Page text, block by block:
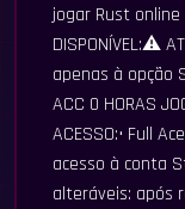
jogar Rust online
DISPONÍVEL:⚠️
apenas à opção
ACC 0 HORAS
ACESSO:• Full
acesso à conta
alteráveis: após